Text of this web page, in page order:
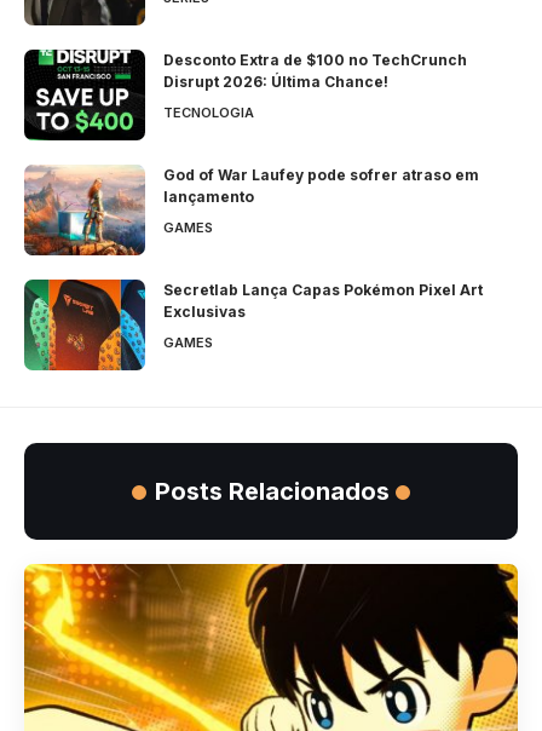
Desconto Extra de $100 no TechCrunch
Disrupt 2026: Última Chance!
TECNOLOGIA
God of War Laufey pode sofrer atraso em
lançamento
GAMES
Secretlab Lança Capas Pokémon Pixel Art
Exclusivas
GAMES
Posts Relacionados